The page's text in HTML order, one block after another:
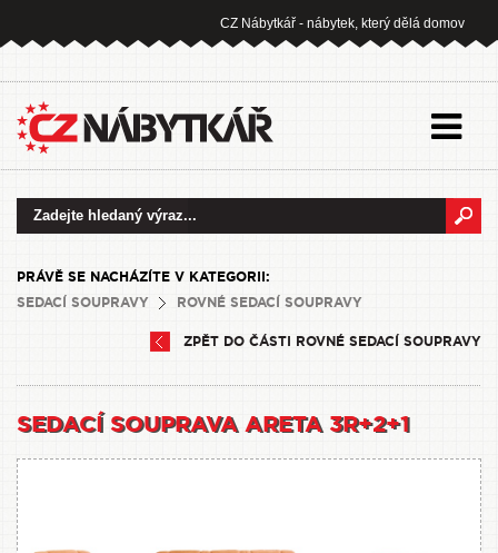
CZ Nábytkář - nábytek, který dělá domov
PRÁVĚ SE NACHÁZÍTE V KATEGORII:
SEDACÍ SOUPRAVY
ROVNÉ SEDACÍ SOUPRAVY
ZPĚT DO ČÁSTI ROVNÉ SEDACÍ SOUPRAVY
SEDACÍ SOUPRAVA ARETA 3R+2+1